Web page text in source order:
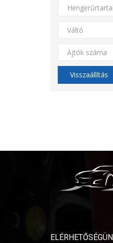
Váltó
Ajtók száma
Visszaállítás